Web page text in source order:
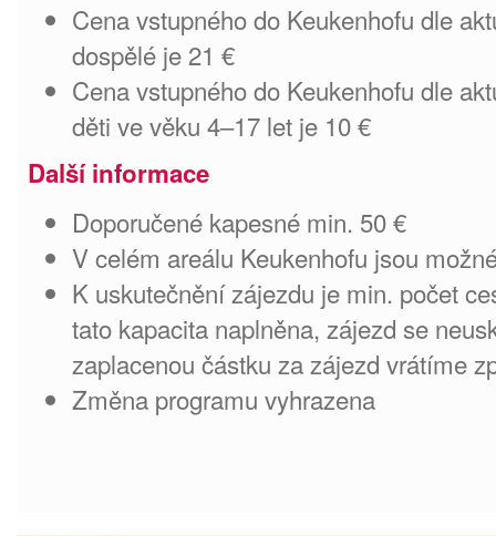
Cena vstupného do Keukenhofu dle
dospělé je 21 €
Cena vstupného do Keukenhofu dle
děti ve věku 4–17 let je 10 €
Další informace
Doporučené kapesné min. 50 €
V celém areálu Keukenhofu jsou
K uskutečnění zájezdu je min. počet
tato kapacita naplněna, zájezd se
zaplacenou částku za zájezd vrátíme
Změna programu vyhrazena